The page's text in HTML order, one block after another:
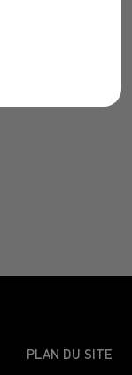
PLAN DU SITE